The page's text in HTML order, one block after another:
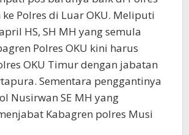
Polres di Luar OKU. Meliputi
HS, SH MH yang semula
Polres OKU kini harus
OKU Timur dengan jabatan
Sementara penggantinya
Nusirwan SE MH yang
Kabagren polres Musi